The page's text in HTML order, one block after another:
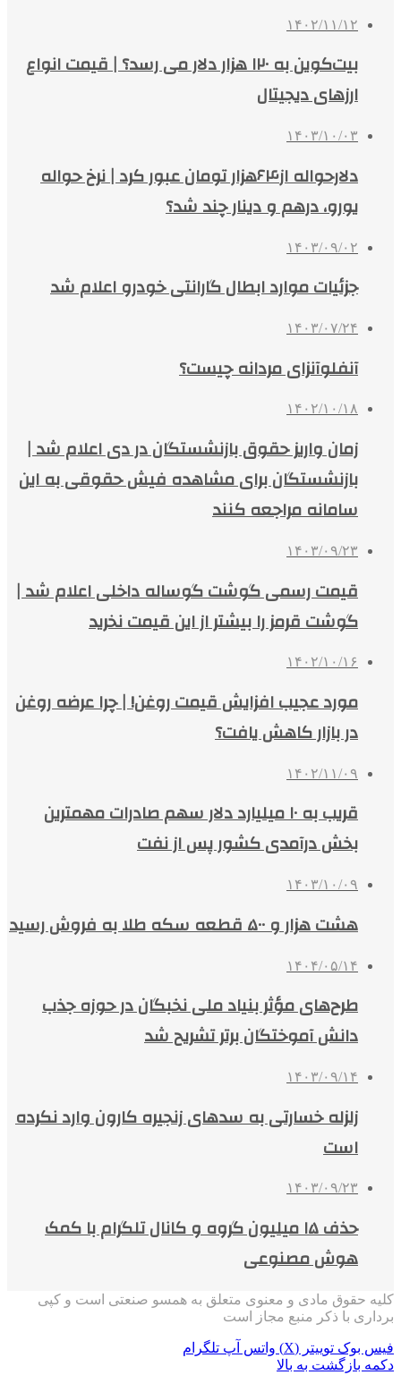
۱۴۰۲/۱۱/۱۲
بیت‌کوین به ۱۲۰ هزار دلار می رسد؟ | قیمت انواع
ارزهای دیجیتال
۱۴۰۳/۱۰/۰۳
دلارحواله از۶۴هزار تومان عبور کرد | نرخ حواله
یورو، درهم و دینار چند شد؟
۱۴۰۳/۰۹/۰۲
جزئیات موارد ابطال گارانتی خودرو اعلام شد
۱۴۰۳/۰۷/۲۴
آنفلوآنزای مردانه چیست؟
۱۴۰۲/۱۰/۱۸
زمان واریز حقوق بازنشستگان در دی اعلام شد |
بازنشستگان برای مشاهده فیش حقوقی به این
سامانه مراجعه کنند
۱۴۰۳/۰۹/۲۳
قیمت رسمی گوشت گوساله داخلی اعلام شد |
گوشت قرمز را بیشتر از این قیمت نخرید
۱۴۰۲/۱۰/۱۶
مورد عجیب افزایش قیمت روغن! | چرا عرضه روغن
در بازار کاهش یافت؟
۱۴۰۲/۱۱/۰۹
قریب به ۱۰ میلیارد دلار سهم صادرات مهمترین
بخش درآمدی کشور پس از نفت
۱۴۰۳/۱۰/۰۹
هشت هزار و ۵۰۰ قطعه سکه طلا به فروش رسید
۱۴۰۴/۰۵/۱۴
طرح‌های مؤثر بنیاد ملی نخبگان در حوزه جذب
دانش آموختگان برتر تشریح شد
۱۴۰۳/۰۹/۱۴
زلزله خسارتی به سدهای زنجیره کارون وارد نکرده
است
۱۴۰۳/۰۹/۲۳
حذف ۱۵ میلیون گروه و کانال تلگرام با کمک
هوش مصنوعی
کلیه حقوق مادی و معنوی متعلق به همسو صنعتی است و کپی
برداری با ذکر منبع مجاز است
فیس بوک توییتر (X) واتس آپ تلگرام
دکمه بازگشت به بالا